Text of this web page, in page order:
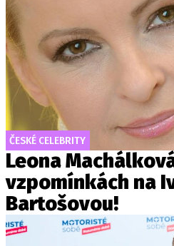
ČESKÉ CELEBRITY
Leona
vzpomínkách na
Bartošovou!